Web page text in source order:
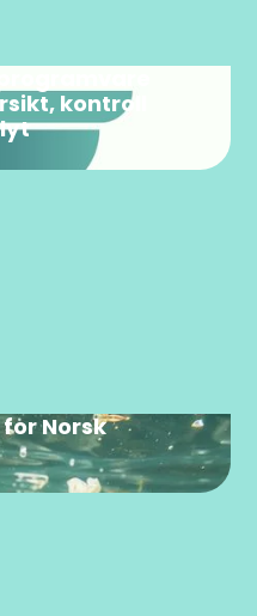
kontroll
Norsk